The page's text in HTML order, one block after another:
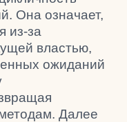
Она означает,
из-за
властью,
ожиданий
Далее